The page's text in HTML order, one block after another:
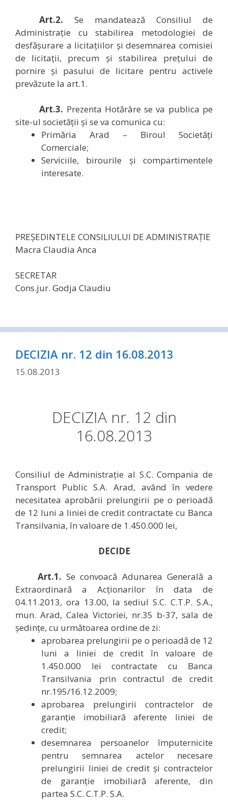
Art.2.Se mandatează Consiliul de
Administrație cu stabilirea metodologiei de
desfășurare a licitațiilor și desemnarea comisiei
de licitații, precum și stabilirea prețului de
pornire și pasului de licitare pentru activele
prevăzute la art.1.
Art.3. Prezenta Hotărâre se va publica pe
site-ul societății și se va comunica cu:
Primăria Arad – Biroul Societăți
Comerciale;
Serviciile, birourile și compartimentele
interesate.
PREŞEDINTELE CONSILIULUI DE ADMINISTRAŢIE
Macra Claudia Anca
SECRETAR
Cons.jur. Godja Claudiu
DECIZIA nr. 12 din 16.08.2013
15.08.2013
DECIZIA nr. 12 din
16.08.2013
Consiliul de Administraţie al S.C. Compania de
Transport Public S.A. Arad, având în vedere
necesitatea aprobării prelungirii pe o perioadă
de 12 luni a liniei de credit contractate cu Banca
Transilvania, în valoare de 1.450.000 lei,
DECIDE
Art.1.Se convoacă Adunarea Generală a
Extraordinară a Acționarilor în data de
04.11.2013, ora 13.00, la sediul S.C. C.T.P. S.A.,
mun. Arad, Calea Victoriei, nr.35 b-37, sala de
ședințe, cu următoarea ordine de zi:
aprobarea prelungirii pe o perioadă de 12
luni a liniei de credit în valoare de
1.450.000 lei contractate cu Banca
Transilvania prin contractul de credit
nr.195/16.12.2009;
aprobarea prelungirii contractelor de
garanție imobiliară aferente liniei de
credit;
desemnarea persoanelor împuternicite
pentru semnarea actelor necesare
prelungirii liniei de credit și contractelor
de garanție imobiliară aferente, din
partea S.C. C.T.P. S.A.